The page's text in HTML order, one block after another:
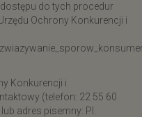
do tych procedur
Ochrony Konkurencji i
Konkurencji i
(telefon: 22 55 60
adres pisemny: Pl.